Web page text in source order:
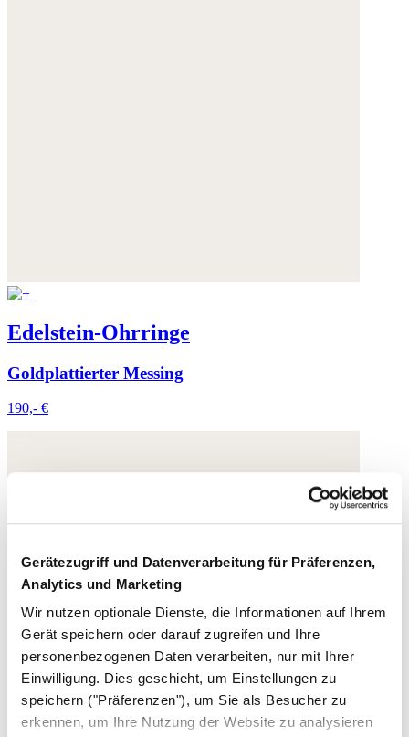
Gerätezugriff und Datenverarbeitung für Präferenzen,
Analytics und Marketing
Wir nutzen optionale Dienste, die Informationen auf Ihrem
Gerät speichern oder darauf zugreifen und Ihre
personenbezogenen Daten verarbeiten, nur mit Ihrer
Einwilligung. Dies geschieht, um Einstellungen zu
speichern ("Präferenzen"), um Sie als Besucher zu
erkennen, um Ihre Nutzung der Website zu analysieren
Edelstein-Ohrringe
Goldplattierter Messing
190,- €